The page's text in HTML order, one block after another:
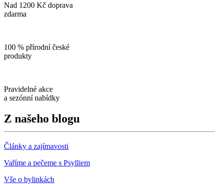
Nad 1200 Kč doprava
zdarma
100 % přírodní české
produkty
Pravidelné akce
a sezónní nabídky
Z našeho blogu
Články a zajímavosti
Vaříme a pečeme s Psylliem
Vše o bylinkách